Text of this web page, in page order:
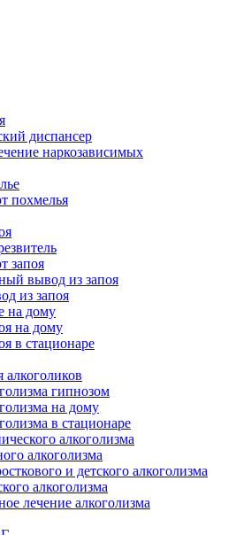
диспансер
наркозависимых
похмелья
запоя
вывод из запоя
из запоя
на дому
на дому
в стационаре
алкоголиков
гипнозом
на дому
в стационаре
алкоголизма
алкоголизма
и детского алкоголизма
алкоголизма
лечение алкоголизма